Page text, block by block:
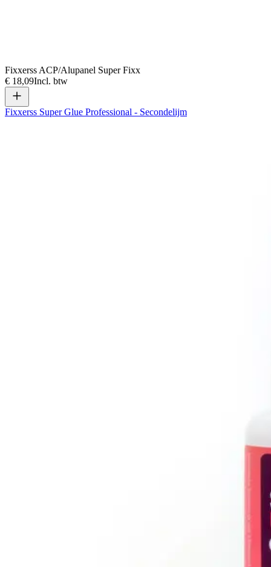
Fixxerss ACP/Alupanel Super Fixx
€ 18,09Incl. btw
Fixxerss Super Glue Professional - Secondelijm